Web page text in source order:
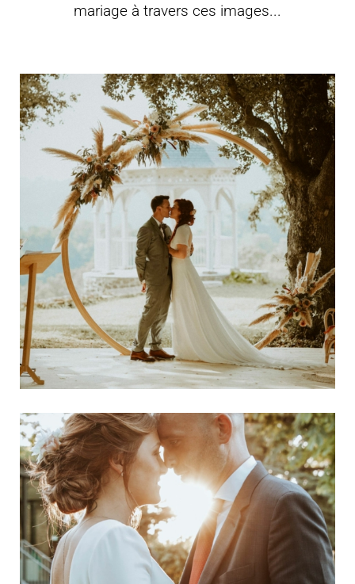
mariage à travers ces images...